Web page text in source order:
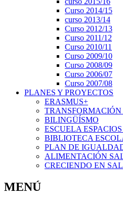
Curso 2014/15
curso 2013/14
Curso 2012/13
Curso 2011/12
Curso 2010/11
Curso 2009/10
Curso 2008/09
Curso 2006/07
Curso 2007/08
PLANES Y PROYECTOS
ERASMUS+
BILINGÜÍSMO
ESCUELA
BIBLIOTECA
PLAN DE
ALIMENTACIÓN
CRECIENDO EN
MENÚ